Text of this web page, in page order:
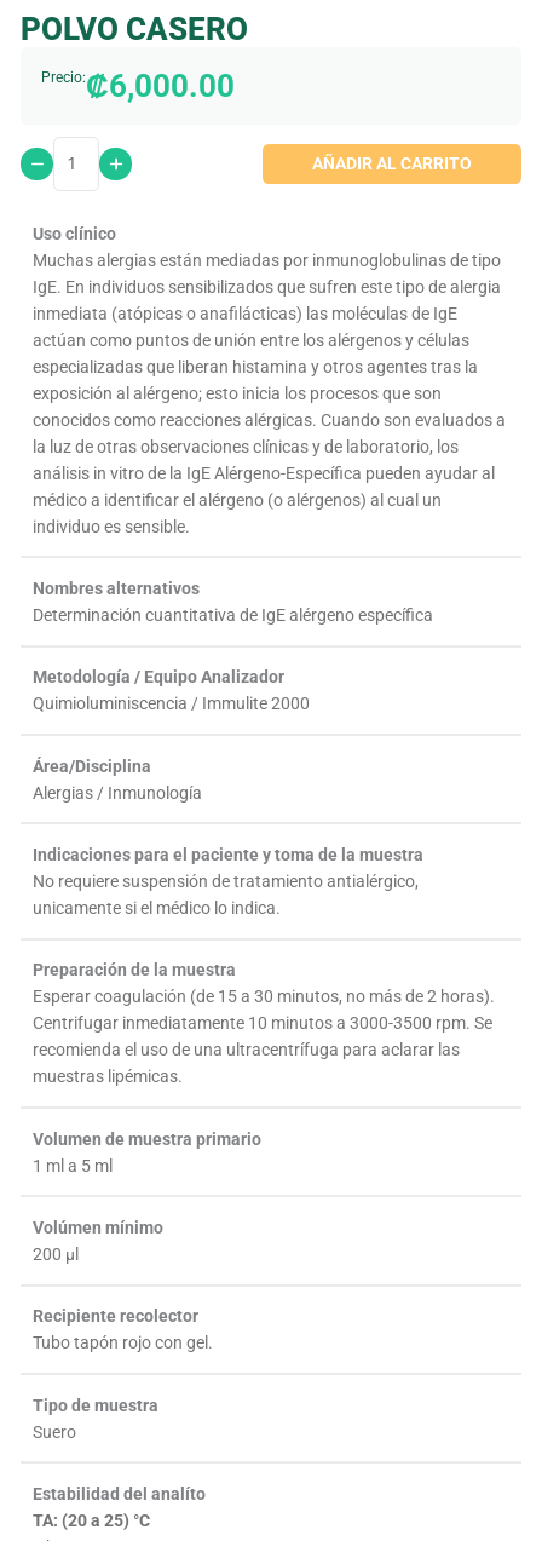
POLVO CASERO
Precio:₡6,000.00
AÑADIR AL CARRITO
Uso clínico
Muchas alergias están mediadas por inmunoglobulinas de tipo
IgE. En individuos sensibilizados que sufren este tipo de alergia
inmediata (atópicas o anafilácticas) las moléculas de IgE
actúan como puntos de unión entre los alérgenos y células
especializadas que liberan histamina y otros agentes tras la
exposición al alérgeno; esto inicia los procesos que son
conocidos como reacciones alérgicas. Cuando son evaluados a
la luz de otras observaciones clínicas y de laboratorio, los
análisis in vitro de la IgE Alérgeno-Específica pueden ayudar al
médico a identificar el alérgeno (o alérgenos) al cual un
individuo es sensible.
Nombres alternativos
Determinación cuantitativa de IgE alérgeno específica
Metodología / Equipo Analizador
Quimioluminiscencia / Immulite 2000
Área/Disciplina
Alergias / Inmunología
Indicaciones para el paciente y toma de la muestra
No requiere suspensión de tratamiento antialérgico,
unicamente si el médico lo indica.
Preparación de la muestra
Esperar coagulación (de 15 a 30 minutos, no más de 2 horas).
Centrifugar inmediatamente 10 minutos a 3000-3500 rpm. Se
recomienda el uso de una ultracentrífuga para aclarar las
muestras lipémicas.
Volumen de muestra primario
1 ml a 5 ml
Volúmen mínimo
200 µl
Recipiente recolector
Tubo tapón rojo con gel.
Tipo de muestra
Suero
Estabilidad del analíto
TA: (20 a 25) °C